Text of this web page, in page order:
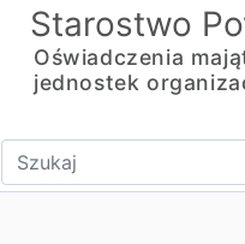
Starostwo
Oświadczenia
jednostek
Wpisz tekst do wyszukania